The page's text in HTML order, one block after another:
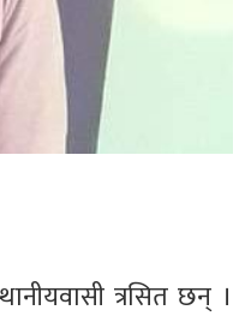
त्रसित छन् ।